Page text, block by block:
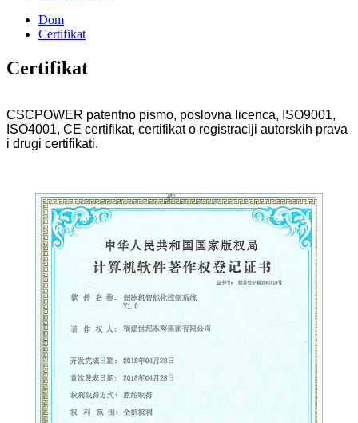
Dom
Certifikat
Certifikat
CSCPOWER patentno pismo, poslovna licenca, ISO9001,
ISO4001, CE certifikat, certifikat o registraciji autorskih prava
i drugi certifikati.